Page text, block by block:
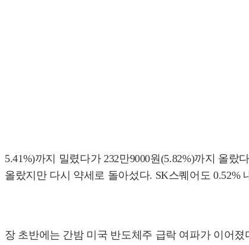
5.41%)까지 밀렸다가 232만9000원(5.82%)까지 올랐
올랐지만 다시 약세로 돌아섰다. SK스퀘어도 0.52%
장 초반에는 간밤 미국 반도체주 급락 여파가 이어